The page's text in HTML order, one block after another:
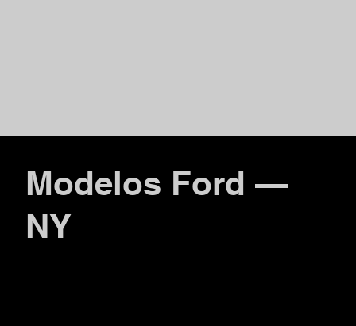
Modelos Ford —
NY